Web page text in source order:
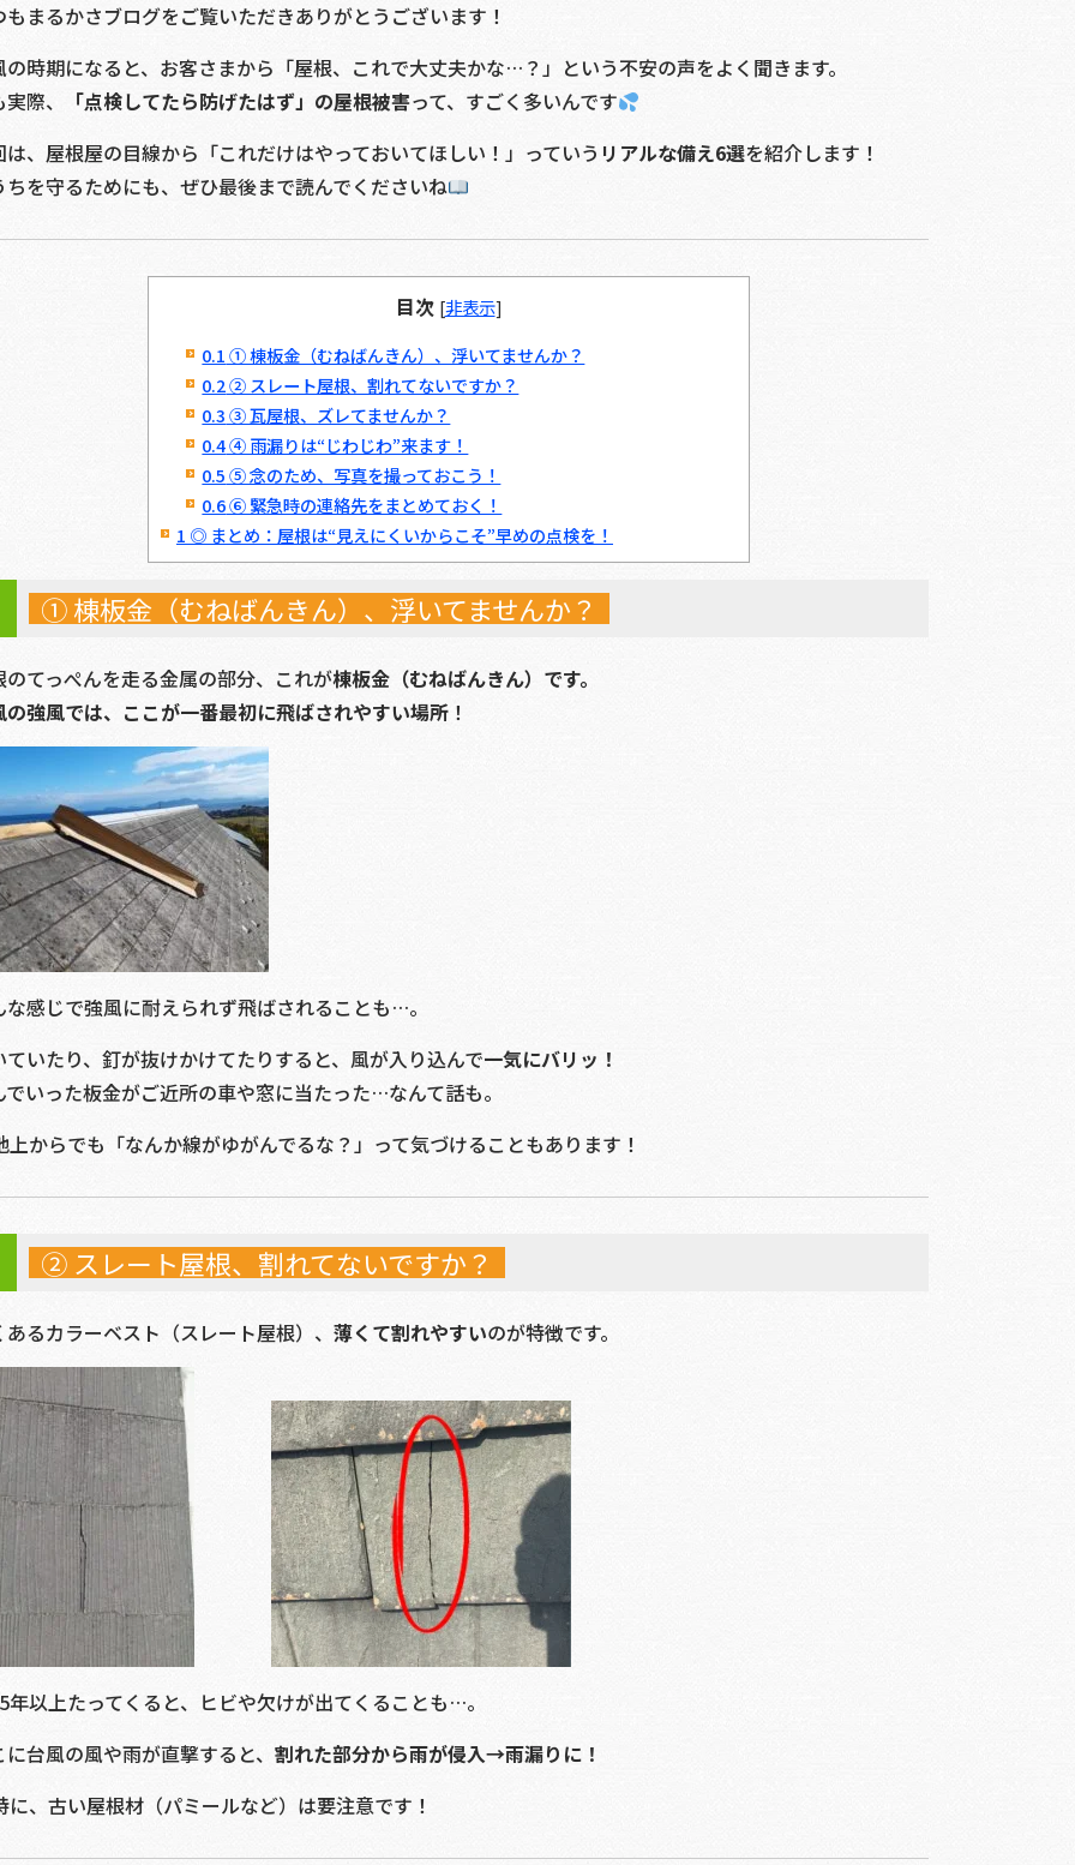
もまるかさブログをご覧いただきありがとうございます！
の時期になると、お客さまから「屋根、これで大丈夫かな…？」という不安の声をよく聞きます。
際、
「点検してたら防げたはず」の屋根被害って、すごく多いんです
は、屋根屋の目線から「これだけはやっておいてほしい！」っていう リアルな備え6選を紹介します！
ちを守るためにも、ぜひ最後まで読んでくださいね
目次 [非表示]
0.1① 棟板金（むねばんきん）、浮いてませんか？
0.2② スレート屋根、割れてないですか？
0.3③ 瓦屋根、ズレてませんか？
0.4④ 雨漏りは“じわじわ”来ます！
0.5⑤ 念のため、写真を撮っておこう！
0.6⑥ 緊急時の連絡先をまとめておく！
1 ◎ まとめ：屋根は“見えにくいからこそ”早めの点検を！
① 棟板金（むねばんきん）、浮いてませんか？
のてっぺんを走る金属の部分、これが棟板金（むねばんきん）です。
の強風では、ここが一番最初に飛ばされやすい場所 ！
な感じで強風に耐えられず飛ばされることも…。
ていたり、釘が抜けかけてたりすると、風が入り込んで一気にバリッ！
でいった板金がご近所の車や窓に当たった…なんて話も。
上からでも「なんか線がゆがんでるな？」って気づけることもあります！
② スレート屋根、割れてないですか？
あるカラーベスト（スレート屋根）、 薄くて割れやすいのが特徴です。
年以上たってくると、ヒビや欠けが出てくることも…。
に台風の風や雨が直撃すると、 割れた部分から雨が侵入→雨漏りに！
に、古い屋根材（パミールなど）は要注意です！